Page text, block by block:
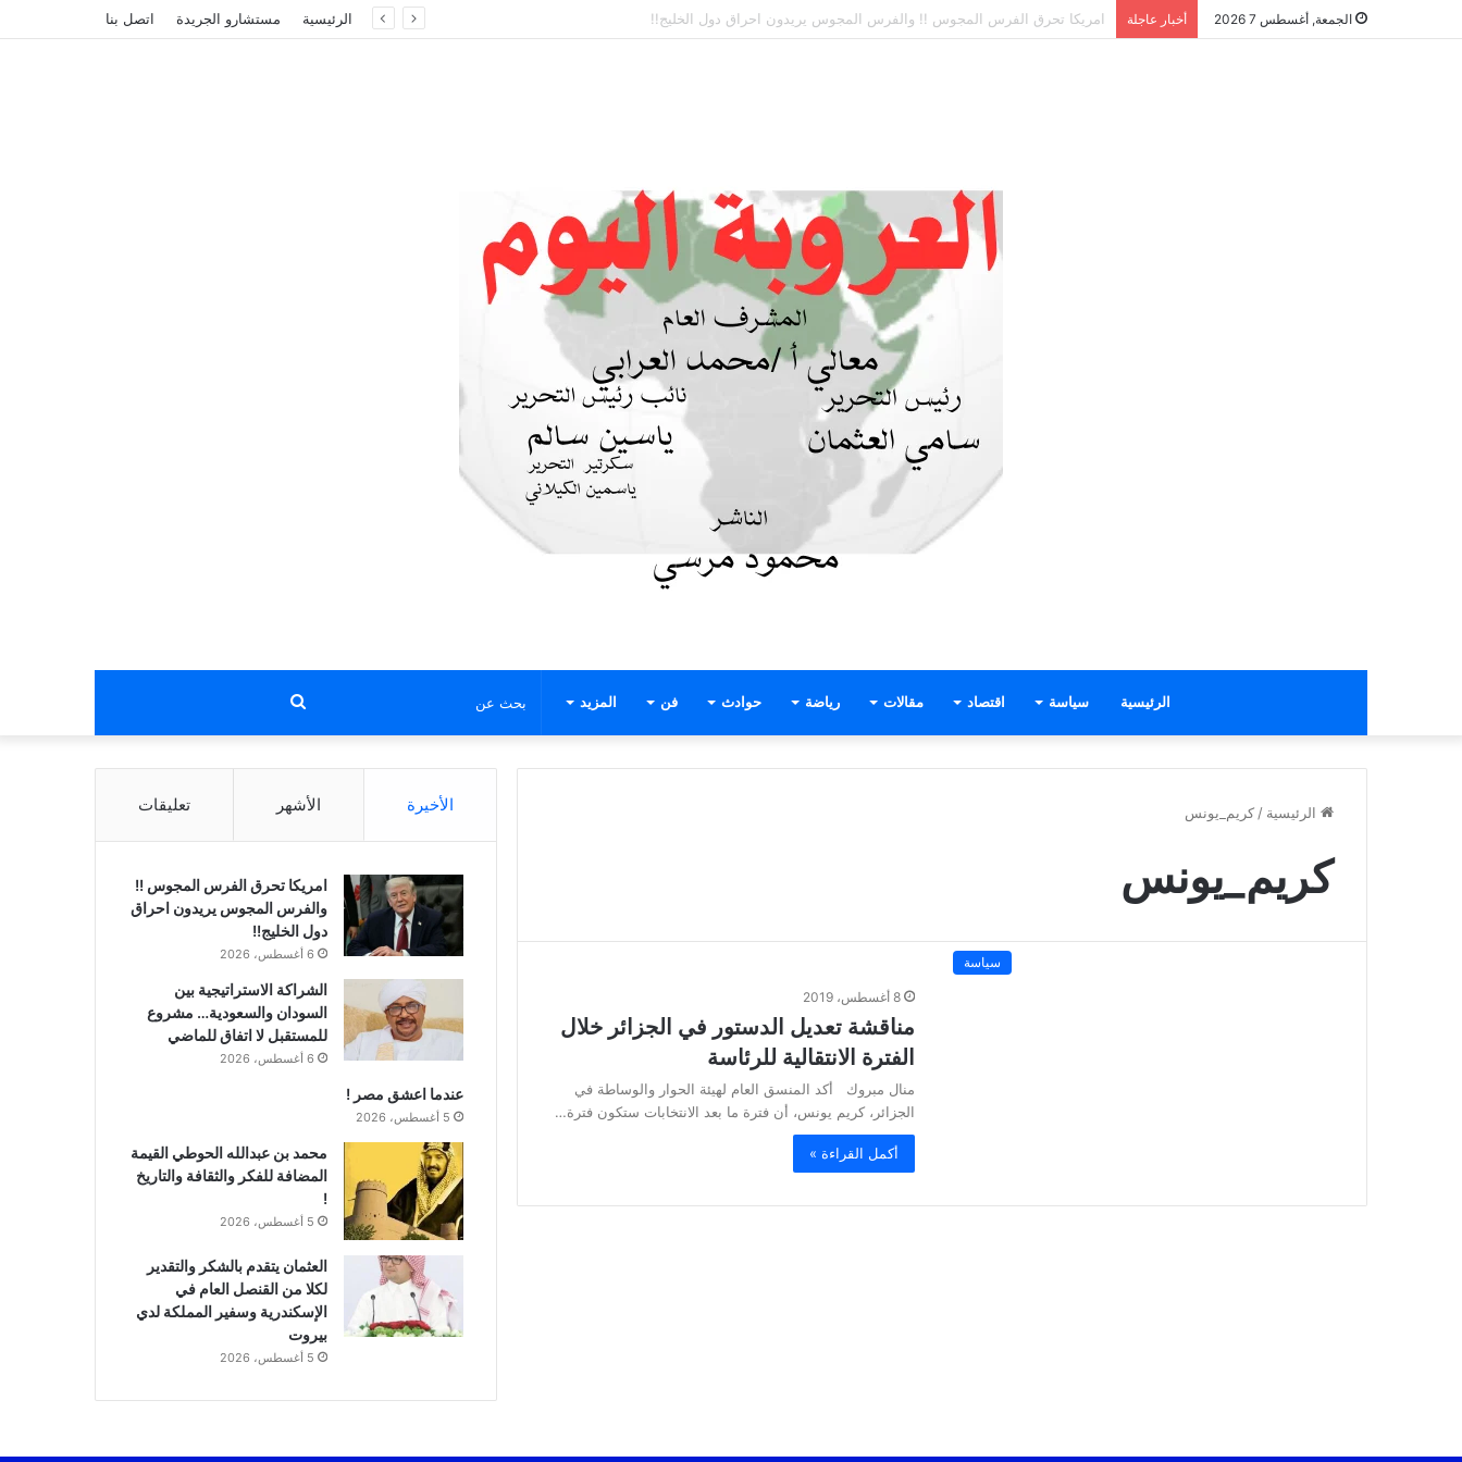
الجمعة, أغسطس 7 2026 أخبار عاجلة الشراكة الاستراتيجية بين السودان والسعودية… مشروع للمستقبل لا اتفاق للماضي الرئيسية مستشارو الجريدة اتصل بنا
الرئيسية سياسة اقتصاد مقالات رياضة حوادث فن المزيد بحث
عن
الرئيسية / كريم_يونس
كريم_يونس
سياسة
8 أغسطس، 2019
مناقشة تعديل الدستور في الجزائر خلال
الفترة الانتقالية للرئاسة
منال مبروك أكد المنسق العام لهيئة الحوار والوساطة في
الجزائر، كريم يونس، أن فترة ما بعد الانتخابات ستكون فترة…
أكمل القراءة »
الأخيرة الأشهر تعليقات
امريكا تحرق الفرس المجوس !!
والفرس المجوس يريدون احراق
دول الخليج!!
6 أغسطس، 2026
الشراكة الاستراتيجية بين
السودان والسعودية… مشروع
للمستقبل لا اتفاق للماضي
6 أغسطس، 2026
عندما اعشق مصر !
5 أغسطس، 2026
محمد بن عبدالله الحوطي القيمة
المضافة للفكر والثقافة والتاريخ
!
5 أغسطس، 2026
العثمان يتقدم بالشكر والتقدير
لكلا من القنصل العام في
الإسكندرية وسفير المملكة لدي
بيروت
5 أغسطس، 2026